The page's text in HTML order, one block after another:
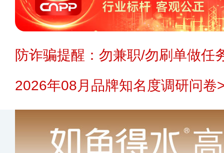
防诈骗提醒：勿兼职/勿刷单做任
2026年08月品牌知名度调研问卷